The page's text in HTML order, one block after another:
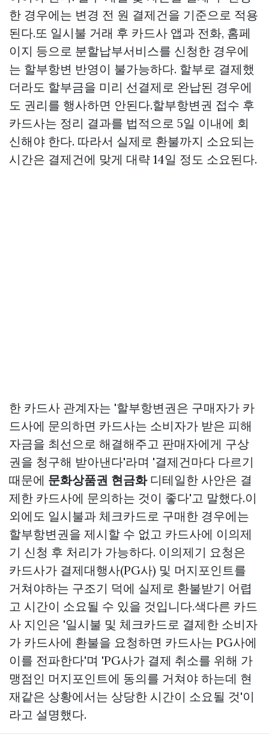
한 경우에는 변경 전 원 결제건을 기준으로 적용
된다.또 일시불 거래 후 카드사 앱과 전화, 홈페
이지 등으로 분할납부서비스를 신청한 경우에
는 할부항변 반영이 불가능하다. 할부로 결제했
더라도 할부금을 미리 선결제로 완납된 경우에
도 권리를 행사하면 안된다.할부항변권 접수 후
카드사는 정리 결과를 법적으로 5일 이내에 회
신해야 한다. 따라서 실제로 환불까지 소요되는
시간은 결제건에 맞게 대략 14일 정도 소요된다.
한 카드사 관계자는 '할부항변권은 구매자가 카
드사에 문의하면 카드사는 소비자가 받은 피해
자금을 최선으로 해결해주고 판매자에게 구상
권을 청구해 받아낸다'라며 '결제건마다 다르기
때문에 문화상품권 현금화디테일한 사안은 결
제한 카드사에 문의하는 것이 좋다'고 말했다.이
외에도 일시불과 체크카드로 구매한 경우에는
할부항변권을 제시할 수 없고 카드사에 이의제
기 신청 후 처리가 가능하다. 이의제기 요청은
카드사가 결제대행사(PG사) 및 머지포인트를
거쳐야하는 구조기 덕에 실제로 환불받기 어렵
고 시간이 소요될 수 있을 것입니다.색다른 카드
사 지인은 '일시불 및 체크카드로 결제한 소비자
가 카드사에 환불을 요청하면 카드사는 PG사에
이를 전파한다'며 'PG사가 결제 취소를 위해 가
맹점인 머지포인트에 동의를 거쳐야 하는데 현
재같은 상황에서는 상당한 시간이 소요될 것'이
라고 설명했다.